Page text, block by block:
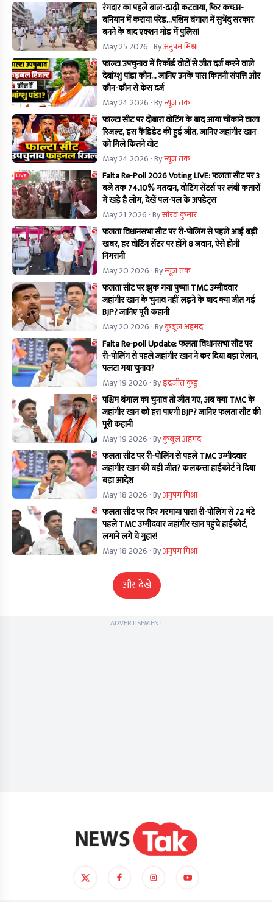
रंगदार का पहले बाल-ढाढ़ी कटवाया, फिर कच्छा-
बनियान में कराया परेड...पश्चिम बंगाल में सुभेंदु सरकार
बनने के बाद एक्शन मोड में पुलिस!
May 25 2026 · Byअनुपम मिश्रा
फाल्टा उपचुनाव में रिकॉर्ड वोटों से जीत दर्ज करने वाले
देबांग्शु पांडा कौन… जानिए उनके पास कितनी संपत्ति और
कौन-कौन से केस दर्ज
May 24 2026 · Byन्यूज तक
फाल्टा सीट पर दोबारा वोटिंग के बाद आया चौंकाने वाला
रिजल्ट, इस कैंडिडेट की हुई जीत, जानिए जहांगीर खान
को मिले कितने वोट
May 24 2026 · Byन्यूज तक
Falta Re-Poll 2026 Voting LIVE: फलता सीट पर 3
बजे तक 74.10% मतदान, वोटिंग सेंटर्स पर लंबी कतारों
में खड़े है लोग, देखें पल-पल के अपडेट्स
May 21 2026 · Byसौरव कुमार
फलता विधानसभा सीट पर री-पोलिंग से पहले आई बड़ी
खबर, हर वोटिंग सेंटर पर होंगे 8 जवान, ऐसे होगी
निगरानी
May 20 2026 · Byन्यूज तक
फलता सीट पर झुक गया पुष्पा! TMC उम्मीदवार
जहांगीर खान के चुनाव नहीं लड़ने के बाद क्या जीत गई
BJP? जानिए पूरी कहानी
May 20 2026 · Byकुबूल अहमद
Falta Re-poll Update: फलता विधानसभा सीट पर
री-पोलिंग से पहले जहांगीर खान ने कर दिया बड़ा ऐलान,
पलटा गया चुनाव?
May 19 2026 · Byइंद्रजीत कुंडू
पश्चिम बंगाल का चुनाव तो जीत गए, अब क्या TMC के
जहांगीर खान को हरा पाएगी BJP? जानिए फलता सीट की
पूरी कहानी
May 19 2026 · Byकुबूल अहमद
फलता सीट पर री-पोलिंग से पहले TMC उम्मीदवार
जहांगीर खान की बड़ी जीत? कलकत्ता हाईकोर्ट ने दिया
बड़ा आदेश
May 18 2026 · Byअनुपम मिश्रा
फलता सीट पर फिर गरमाया पारा! री-पोलिंग से 72 घंटे
पहले TMC उम्मीदवार जहांगीर खान पहुंचे हाईकोर्ट,
लगाने लगे ये गुहार!
May 18 2026 · Byअनुपम मिश्रा
और देखें
ADVERTISEMENT